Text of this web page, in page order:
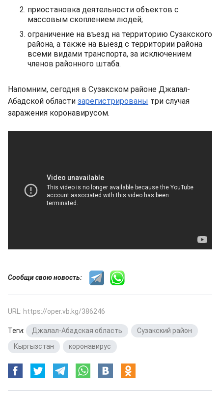
приостановка деятельности объектов с
массовым скоплением людей;
ограничение на въезд на территорию Сузакского
района, а также на выезд с территории района
всеми видами транспорта, за исключением
членов районного штаба.
Напомним, сегодня в Сузакском районе Джалал-
Абадской области зарегистрированы три случая
заражения коронавирусом.
Сообщи свою новость:
URL: https://oper.vb.kg/386246
Теги: Джалал-Абадская область Сузакский район
Кыргызстан
коронавирус